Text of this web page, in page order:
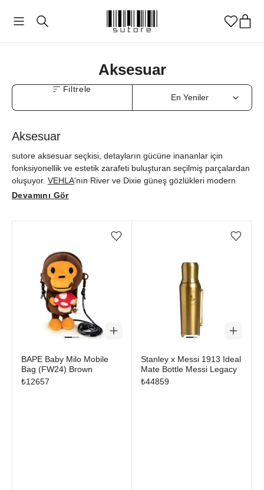
Aksesuar
Filtrele
Aksesuar
sutore aksesuar seçkisi, detayların gücüne inananlar için
fonksiyonellik ve estetik zarafeti buluşturan seçilmiş parçalardan
oluşuyor. VEHLA'nın River ve Dixie güneş gözlükleri modern
çizgilerle günlük stilinizi sofistike biçimde tamamlarken;
kılıfının minimal ve şık tasarımı hem kullanışlılık hem de zarafet
'in kaşmir bandanaları ve
aksesuarları rafine bir dokunuşla stilinizi tamamlıyor. Aksesuar
seçiminizi sutore'nin özgün koleksiyonundan yaparak kişisel
tarzınıza güçlü ve şık bir imza ekleyebilirsiniz.
Devamını Gör
Favorilere ekle/çıkar
BAPE Baby Milo Mobile
Bag (FW24) Brown
₺12657
Favorilere ekle/çıkar
Stanley x Messi 1913 Ideal
Mate Bottle Messi Legacy
₺44859